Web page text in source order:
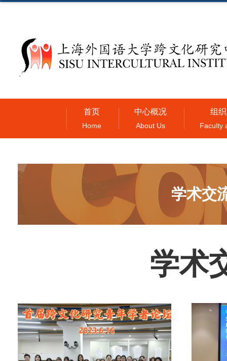
首页
Home
中心概况
About Us
组
Faculty
学术交
学术